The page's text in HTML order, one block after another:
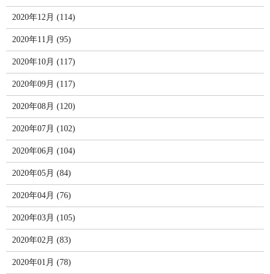
2020年12月 (114)
2020年11月 (95)
2020年10月 (117)
2020年09月 (117)
2020年08月 (120)
2020年07月 (102)
2020年06月 (104)
2020年05月 (84)
2020年04月 (76)
2020年03月 (105)
2020年02月 (83)
2020年01月 (78)